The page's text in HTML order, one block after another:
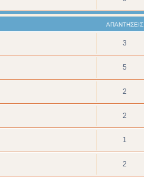
ΑΠΑΝΤΉΣΕΙΣ
3
5
2
2
1
2